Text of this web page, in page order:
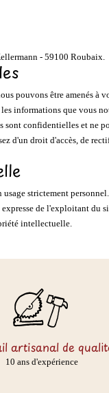
- 59100 Roubaix.
pouvons être amenés à
informations que vous
sont confidentielles et ne
d'un droit d'accès, de
usage strictement
de l'exploitant du
intellectuelle.
artisanal de
10 ans d'expérience